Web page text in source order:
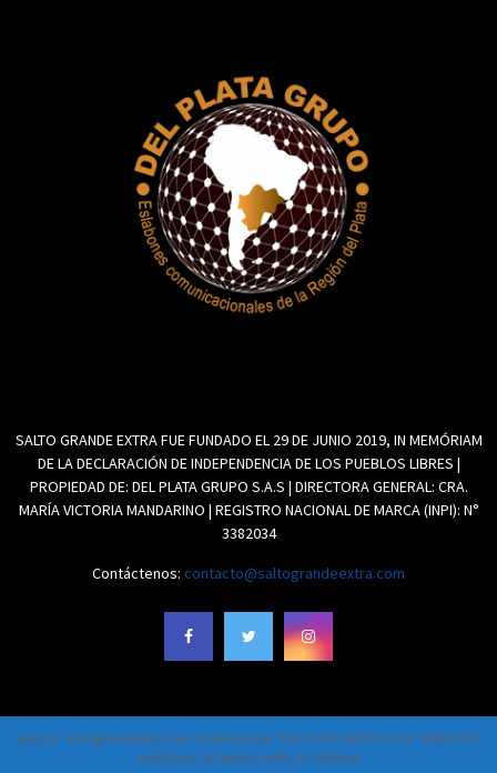
SALTO GRANDE EXTRA FUE FUNDADO EL 29 DE JUNIO 2019, IN MEMÓRIAM
DE LA DECLARACIÓN DE INDEPENDENCIA DE LOS PUEBLOS LIBRES |
PROPIEDAD DE: DEL PLATA GRUPO S.A.S | DIRECTORA GENERAL: CRA.
MARÍA VICTORIA MANDARINO | REGISTRO NACIONAL DE MARCA (INPI): N°
3382034
Contáctenos: contacto@saltograndeextra.com
@2021 - saltograndeextra.com. Propiedad de "DEL PLATA GRUPO S.A.S". REGISTRO
NACIONAL DE MARCA (INPI): N° 3382034